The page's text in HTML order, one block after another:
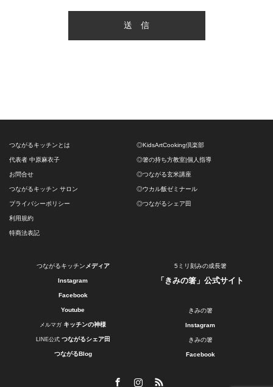
つながるキッチンとは
代表者 中原麻衣子
お問合せ
つながるキッチン サロン
プライバシーポリシー
利用規約
特商法表記
◎KidsArtCooking倶楽部
◎箸の持ち方教室|個人指導
◎つながる玄米講座
◎ウカル飯ゼミナール
◎つながるシェア田
つながるキッチン メディア
Instagram
Facebook
Youtube
メルマガ キッチンの神様
LINE公式 つながるシェア田
つながるBlog
5ミリ刻みの成長箸
「きみの箸」公式サイト
きみの箸
Instagram
きみの箸
Facebook